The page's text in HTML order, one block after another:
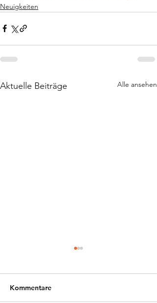
Neuigkeiten
Aktuelle Beiträge Alle ansehen
Kommentare